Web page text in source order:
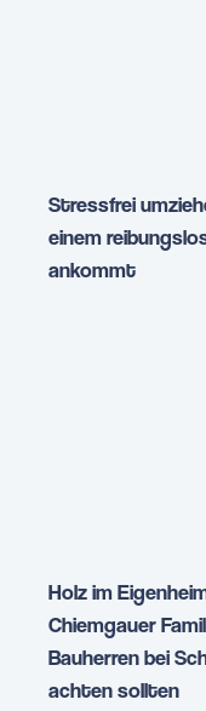
Stressfrei
einem
ankommt
Holz im
Chiemgauer
Bauherren bei
achten sollten